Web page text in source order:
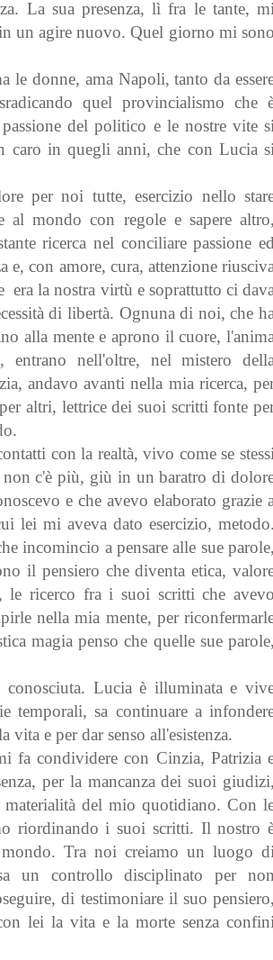
La sua presenza, lì fra le tante, mi
un agire nuovo. Quel giorno mi sono
le donne, ama Napoli, tanto da
quel provincialismo che
del politico e le nostre vite si
caro in quegli anni, che con Lucia si
per noi tutte, esercizio nello
al mondo con regole e sapere altro,
ricerca nel conciliare passione ed
e, con amore, cura, attenzione riusciva
era la nostra virtù e soprattutto ci dava
di libertà. Ognuna di noi, che ha
alla mente e aprono il cuore, l'anima
entrano nell'oltre, nel mistero della
andavo avanti nella mia ricerca,
altri, lettrice dei suoi scritti fonte
con la realtà, vivo come se stessi
c'è più, giù in un baratro di
e che avevo elaborato grazie a
lei mi aveva dato esercizio, metodo.
incomincio a pensare alle sue parole,
il pensiero che diventa etica,
le ricerco fra i suoi scritti che avevo
nella mia mente, per
magia penso che quelle sue parole,
Lucia è illuminata e
temporali, sa continuare a
vita e per dar senso all'esistenza.
fa condividere con Cinzia, Patrizia
per la mancanza dei suoi giudizi,
del mio quotidiano. Con
riordinando i suoi scritti. Il nostro
Tra noi creiamo un luogo di
un controllo disciplinato per non
di testimoniare il suo pensiero,
lei la vita e la morte senza confini